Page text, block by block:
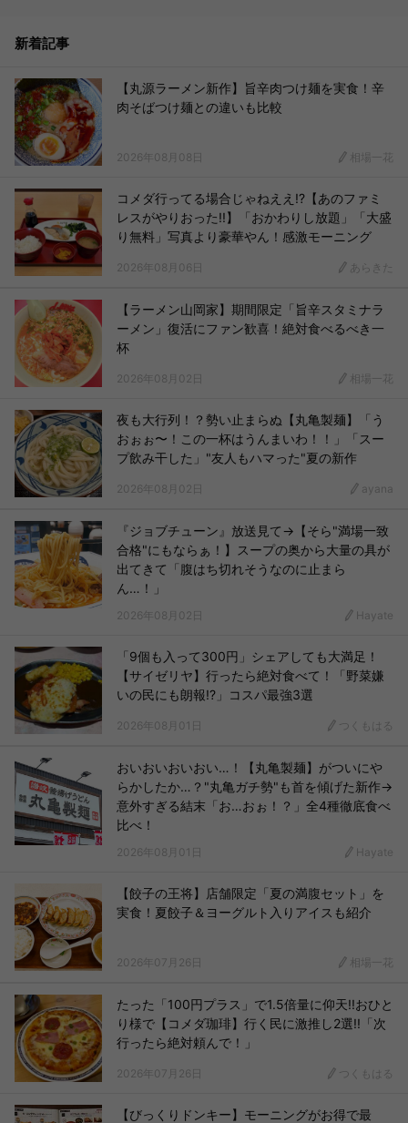
新着記事
【丸源ラーメン新作】旨辛肉つけ麺を実食！辛
肉そばつけ麺との違いも比較
2026年08月08日 相場一花
コメダ行ってる場合じゃねええ!?【あのファミ
レスがやりおった!!】「おかわりし放題」「大盛
り無料」写真より豪華やん！感激モーニング
2026年08月06日 あらきた
【ラーメン山岡家】期間限定「旨辛スタミナラ
ーメン」復活にファン歓喜！絶対食べるべき一
杯
2026年08月02日 相場一花
夜も大行列！？勢い止まらぬ【丸亀製麺】「う
おぉぉ〜！この一杯はうんまいわ！！」「スー
プ飲み干した」"友人もハマった"夏の新作
2026年08月02日 ayana
『ジョブチューン』放送見て→【そら"満場一致
合格"にもならぁ！】スープの奥から大量の具が
出てきて「腹はち切れそうなのに止まら
ん…！」
2026年08月02日 Hayate
「9個も入って300円」シェアしても大満足！
【サイゼリヤ】行ったら絶対食べて！「野菜嫌
いの民にも朗報!?」コスパ最強3選
2026年08月01日 つくもはる
おいおいおいおい…！【丸亀製麺】がついにや
らかしたか…？"丸亀ガチ勢"も首を傾げた新作→
意外すぎる結末「お…おぉ！？」全4種徹底食べ
比べ！
2026年08月01日 Hayate
【餃子の王将】店舗限定「夏の満腹セット」を
実食！夏餃子＆ヨーグルト入りアイスも紹介
2026年07月26日 相場一花
たった「100円プラス」で1.5倍量に仰天!!おひと
り様で【コメダ珈琲】行く民に激推し2選!!「次
行ったら絶対頼んで！」
2026年07月26日 つくもはる
【びっくりドンキー】モーニングがお得で最